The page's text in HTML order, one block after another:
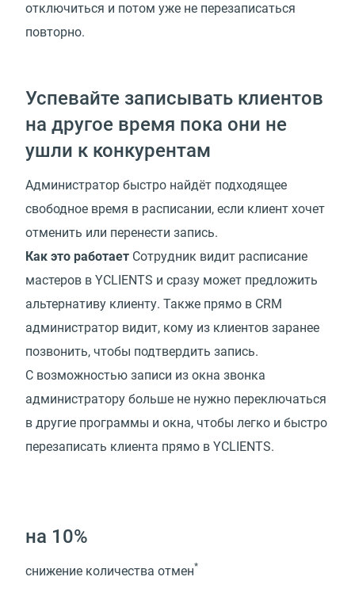
отключиться и потом уже не перезаписаться
повторно.
Успевайте записывать клиентов
на другое время пока они не
ушли к конкурентам
Администратор быстро найдёт подходящее
свободное время в расписании, если клиент хочет
отменить или перенести запись.
Как это работает Сотрудник видит расписание
мастеров в YCLIENTS и сразу может предложить
альтернативу клиенту. Также прямо в CRM
администратор видит, кому из клиентов заранее
позвонить, чтобы подтвердить запись.
С возможностью записи из окна звонка
администратору больше не нужно переключаться
в другие программы и окна, чтобы легко и быстро
перезаписать клиента прямо в YCLIENTS.
на 10%
снижение количества отмен*